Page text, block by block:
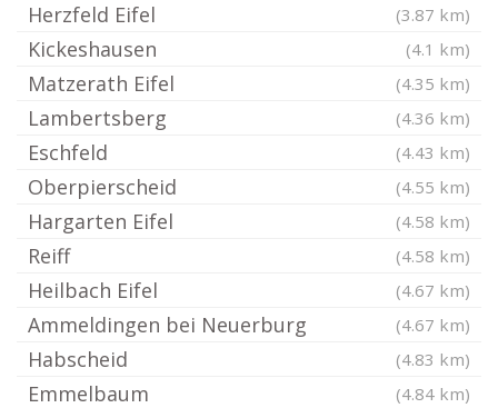
Herzfeld Eifel (3.87 km)
Kickeshausen (4.1 km)
Matzerath Eifel (4.35 km)
Lambertsberg (4.36 km)
Eschfeld (4.43 km)
Oberpierscheid (4.55 km)
Hargarten Eifel (4.58 km)
Reiff (4.58 km)
Heilbach Eifel (4.67 km)
Ammeldingen bei Neuerburg (4.67 km)
Habscheid (4.83 km)
Emmelbaum (4.84 km)